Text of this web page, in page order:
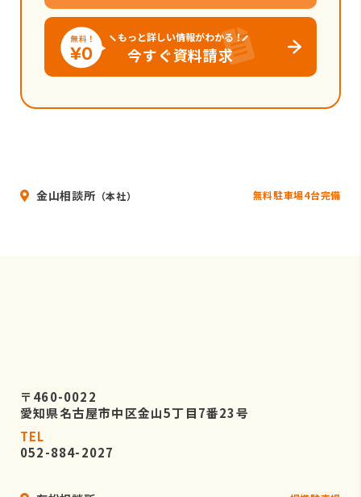
もっと詳しい情報がわかる！
今すぐ資料請求
金山相談所 （本社） 無料駐車場4台完備
〒460-0022
愛知県名古屋市中区金山5丁目7番23号
TEL
052-884-2027